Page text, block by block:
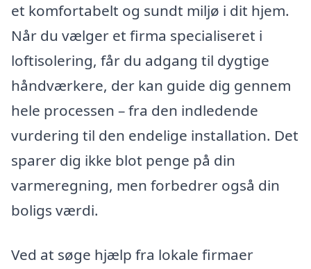
et komfortabelt og sundt miljø i dit hjem.
Når du vælger et firma specialiseret i
loftisolering, får du adgang til dygtige
håndværkere, der kan guide dig gennem
hele processen – fra den indledende
vurdering til den endelige installation. Det
sparer dig ikke blot penge på din
varmeregning, men forbedrer også din
boligs værdi.
Ved at søge hjælp fra lokale firmaer